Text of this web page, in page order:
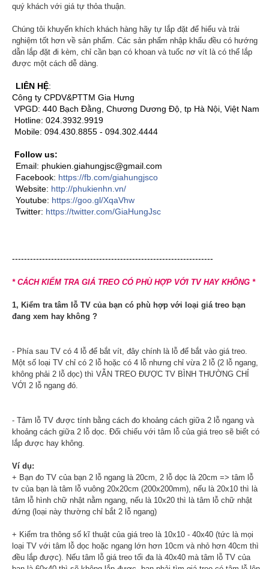
quý khách với giá tự thỏa thuận.
Chúng tôi khuyến khích khách hàng hãy tự lắp đặt để hiểu và trải
nghiệm tốt hơn về sản phẩm. Các sản phẩm nhập khẩu đều có hướng
dẫn lắp đặt đi kèm, chỉ cần bạn có khoan và tuốc nơ vít là có thể lắp
được một cách dễ dàng.
LIÊN HỆ:
Công ty CPDV&PTTM Gia Hưng
VPGD: 440 Bạch Đằng, Chương Dương Độ, tp Hà Nội, Việt Nam
Hotline: 024.3932.9919
Mobile: 094.430.8855 - 094.302.4444
Follow us:
Email: phukien.giahungjsc@gmail.com
Facebook: https://fb.com/giahungjsco
Website: http://phukienhn.vn/
Youtube: https://goo.gl/XqaVhw
Twitter: https://twitter.com/GiaHungJsc
-------------------------------------------------------------------
* CÁCH KIỂM TRA GIÁ TREO CÓ PHÙ HỢP VỚI TV HAY KHÔNG *
1, Kiểm tra tâm lỗ TV của bạn có phù hợp với loại giá treo bạn
đang xem hay không ?
- Phía sau TV có 4 lỗ để bắt vít, đây chính là lỗ để bắt vào giá treo.
Một số loại TV chỉ có 2 lỗ hoặc có 4 lỗ nhưng chỉ vừa 2 lỗ (2 lỗ ngang,
không phải 2 lỗ dọc) thì VẪN TREO ĐƯỢC TV BÌNH THƯỜNG CHỈ
VỚI 2 lỗ ngang đó.
- Tâm lỗ TV được tính bằng cách đo khoảng cách giữa 2 lỗ ngang và
khoảng cách giữa 2 lỗ dọc. Đối chiếu với tâm lỗ của giá treo sẽ biết có
lắp được hay không.
Ví dụ:
+ Bạn đo TV của bạn 2 lỗ ngang là 20cm, 2 lỗ dọc là 20cm => tâm lỗ
tv của bạn là tâm lỗ vuông 20x20cm (200x200mm), nếu là 20x10 thì là
tâm lỗ hình chữ nhật nằm ngang, nếu là 10x20 thì là tâm lỗ chữ nhật
đứng (loại này thường chỉ bắt 2 lỗ ngang)
+ Kiểm tra thông số kĩ thuật của giá treo là 10x10 - 40x40 (tức là mọi
loại TV với tâm lỗ dọc hoặc ngang lớn hơn 10cm và nhỏ hơn 40cm thì
đều lắp được). Nếu tâm lỗ giá treo tối đa là 40x40 mà tâm lỗ TV của